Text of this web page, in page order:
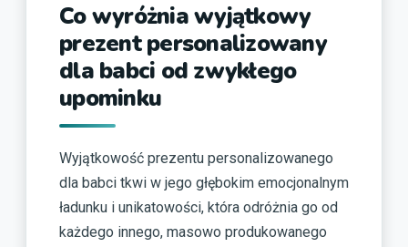
Co wyróżnia wyjątkowy
prezent personalizowany
dla babci od zwykłego
upominku
Wyjątkowość prezentu personalizowanego
dla babci tkwi w jego głębokim emocjonalnym
ładunku i unikatowości, która odróżnia go od
każdego innego, masowo produkowanego